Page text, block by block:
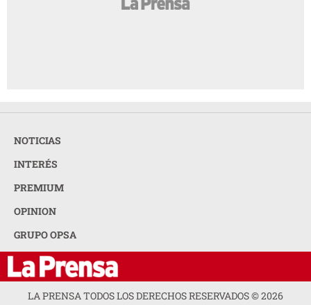
NOTICIAS
INTERÉS
PREMIUM
OPINION
GRUPO OPSA
LA PRENSA TODOS LOS DERECHOS RESERVADOS ©2026